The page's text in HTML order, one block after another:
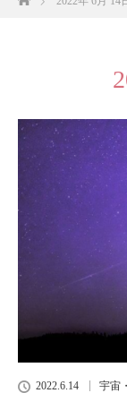
2022.6.14 宇宙